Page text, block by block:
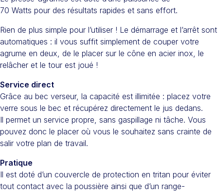
70 Watts pour des résultats rapides et sans effort.
Rien de plus simple pour l’utiliser ! Le démarrage et l’arrêt sont
automatiques : il vous suffit simplement de couper votre
agrume en deux, de le placer sur le cône en acier inox, le
relâcher et le tour est joué !
Service direct
Grâce au bec verseur, la capacité est illimitée : placez votre
verre sous le bec et récupérez directement le jus dedans.
Il permet un service propre, sans gaspillage ni tâche. Vous
pouvez donc le placer où vous le souhaitez sans crainte de
salir votre plan de travail.
Pratique
Il est doté d’un couvercle de protection en tritan pour éviter
tout contact avec la poussière ainsi que d’un range-